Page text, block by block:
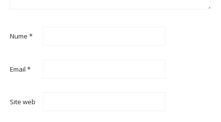
Nume *
Email *
Site web